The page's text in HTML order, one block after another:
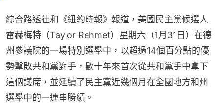
綜合路透社和《紐約時報》報道，美國民主黨候選人
雷赫梅特（Taylor Rehmet）星期六（1月31日）在德
州參議院的一場特別選舉中，以超過14個百分點的優
勢擊敗共和黨對手，數十年來首次從共和黨手中拿下
這個議席，並延續了民主黨近幾個月在全國地方和州
選舉中的一連串勝績。